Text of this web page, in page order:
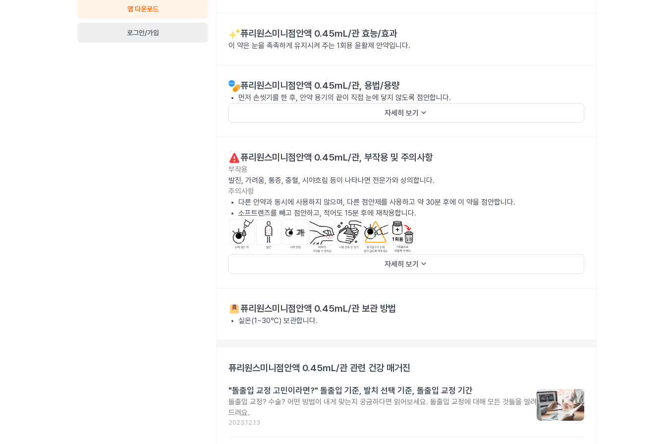
앱 다운로드
로그인/가입 퓨리원스미니점안액 0.45mL/관효능/효과
이 약은 눈을 촉촉하게 유지시켜 주는 1회용 윤활제 안약입니다.
퓨리원스미니점안액 0.45mL/관, 용법/용량
먼저 손씻기를 한 후, 안약 용기의 끝이 직접 눈에 닿지 않도록 점안합니다.
자세히 보기 keyboard_arrow_down
퓨리원스미니점안액 0.45mL/관, 부작용 및 주의사항
부작용
발진, 가려움, 통증, 충혈, 시야흐림 등이 나타나면 전문가와 상의합니다.
주의사항
다른 안약과 동시에 사용하지 않으며, 다른 점안제를 사용하고 약 30분 후에 이 약을 점안합니다.
소프트렌즈를 빼고 점안하고, 적어도 15분 후에 재착용합니다.
자세히 보기 keyboard_arrow_down
퓨리원스미니점안액 0.45mL/관보관 방법
실온(1~30℃) 보관합니다.
퓨리원스미니점안액 0.45mL/관관련 건강 매거진
"돌출입 교정 고민이라면?" 돌출입 기준, 발치 선택 기준, 돌출입 교정 기간
돌출입 교정? 수술? 어떤 방법이 내게 맞는지 궁금하다면 읽어보세요. 돌출입 교정에 대해 모든 것들을 알려
드려요.
2023.12.13